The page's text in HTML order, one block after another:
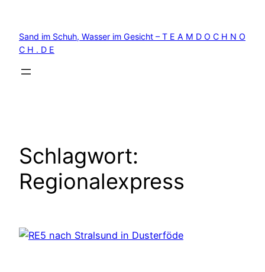
springen
Sand im Schuh, Wasser im Gesicht – T E A M D O C H N O
C H . D E
Schlagwort:
Regionalexpress